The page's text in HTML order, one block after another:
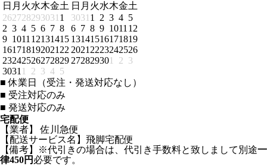
日 月 火水木金土
2627282930311
2 3 4 5 6 7 8
9 101112131415
16171819202122
23242526272829
30311 2 3 4 5
日 月 火水木金土
30311 2 3 4 5
6 7 8 9 101112
13141516171819
20212223242526
272829301 2 3
■ 休業日（受注・発送対応なし）
■ 受注対応のみ
■ 発送対応のみ
宅配便
【業者】 佐川急便
【配送サービス名】飛脚宅配便
【備考】※代引きの場合は、代引き手数料と致しまして別途一
律450円 必要です。